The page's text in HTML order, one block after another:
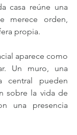
casa reúne una
merece orden,
propia.
aparece como
Un muro, una
central pueden
sobre la vida de
una presencia